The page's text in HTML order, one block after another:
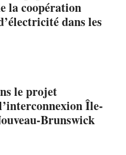
la coopération
dans les
le projet
Île-
Brunswick